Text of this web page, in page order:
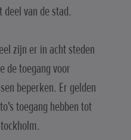
van de stad.
zijn er in acht steden
de toegang voor
beperken. Er gelden
toegang hebben tot